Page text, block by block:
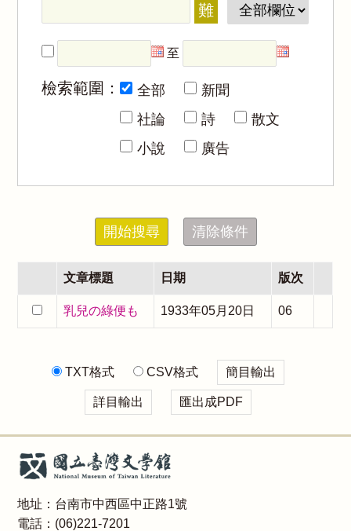
難
至
檢索範圍： 全部
新聞
社論
詩
散文
小說
廣告
開始搜尋 清除條件
文章標題 日期 版次
乳兒の綠便も 1933年05月20日 06
TXT格式 CSV格式 簡目輸出
詳目輸出 匯出成PDF
地址：台南市中西區中正路1號
電話：(06)221-7201